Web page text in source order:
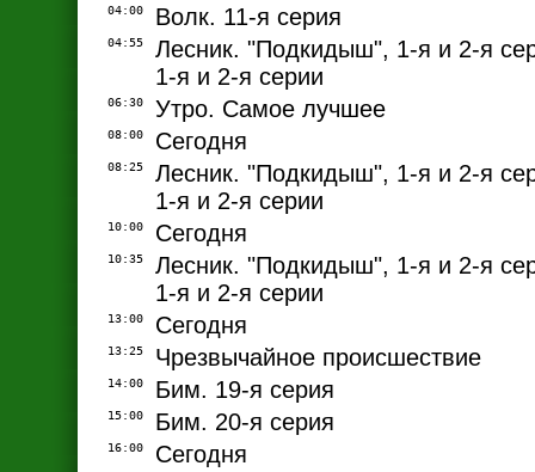
04:00 Волк. 11-я серия
04:55
Лесник. "Подкидыш", 1-я и 2-я
1-я и 2-я серии
06:30 Утро. Самое лучшее
08:00 Сегодня
08:25
Лесник. "Подкидыш", 1-я и 2-я
1-я и 2-я серии
10:00 Сегодня
10:35
Лесник. "Подкидыш", 1-я и 2-я
1-я и 2-я серии
13:00 Сегодня
13:25 Чрезвычайное происшествие
14:00 Бим. 19-я серия
15:00 Бим. 20-я серия
16:00 Сегодня